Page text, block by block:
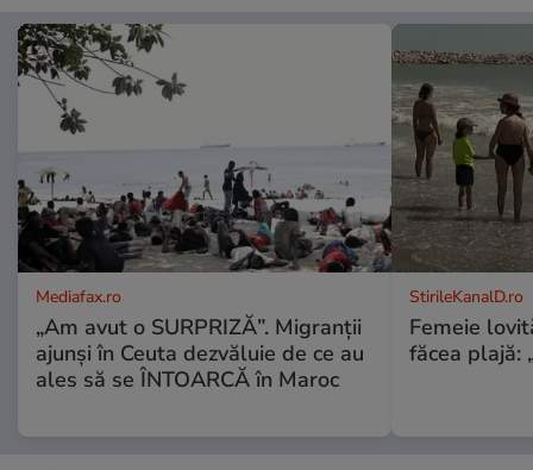
Mediafax.ro
„Am avut o SURPRIZĂ”. Migranții
ajunși în Ceuta dezvăluie de ce au
ales să se ÎNTOARCĂ în Maroc
StirileKanalD.ro
Femeie
făcea plajă: